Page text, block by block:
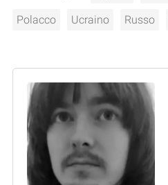
Polacco Ucraino Russo